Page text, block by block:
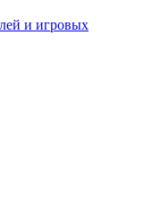
и игровых